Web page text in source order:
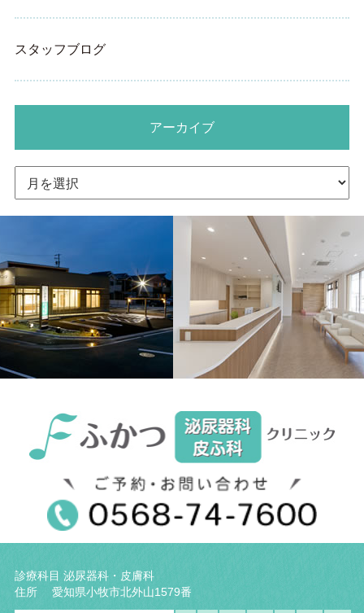
スタッフブログ
アーカイブ
カ
イ
診療科目 泌尿器科・皮膚科
住所 愛知県小牧市北外山1579番